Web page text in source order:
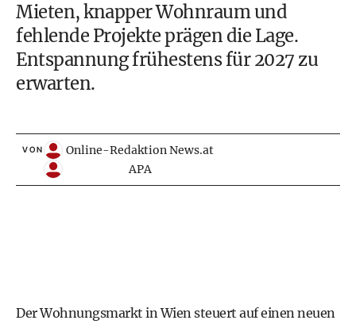
Mieten, knapper Wohnraum und
fehlende Projekte prägen die Lage.
Entspannung frühestens für 2027 zu
erwarten.
VON
Online-Redaktion News.at
APA
Der Wohnungsmarkt in Wien steuert auf einen neuen